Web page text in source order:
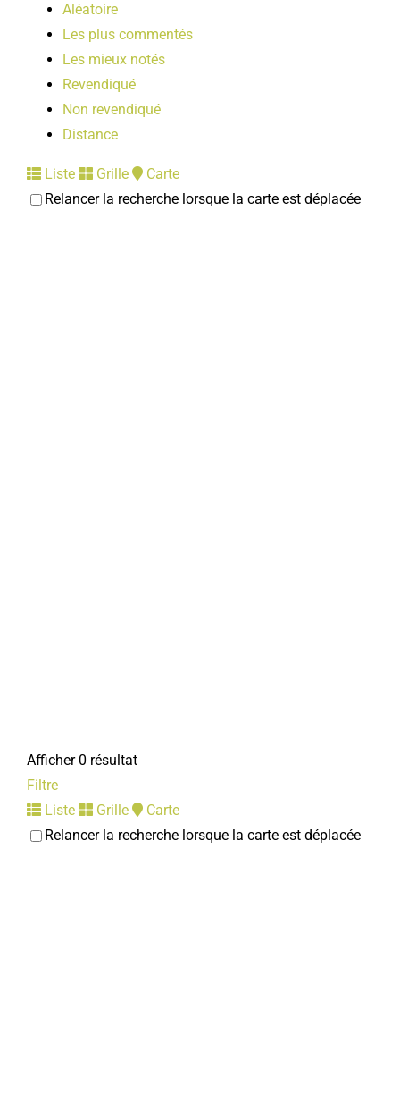
Aléatoire
Les plus commentés
Les mieux notés
Revendiqué
Non revendiqué
Distance
Liste Grille
Carte
Relancer la recherche lorsque la carte est déplacée
Afficher 0 résultat
Filtre
Liste
Grille
Carte
Relancer la recherche lorsque la carte est déplacée